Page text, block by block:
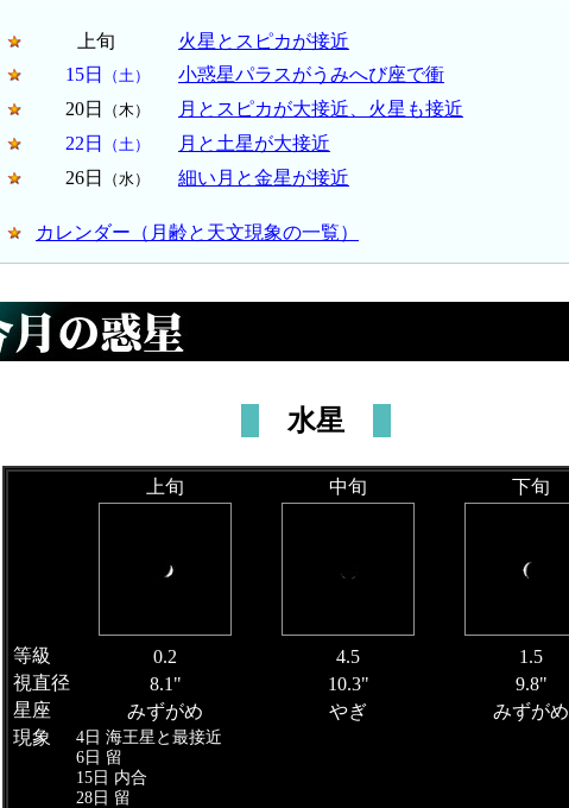
上旬
火星とスピカが接近
15日
（土）
小惑星パラスがうみへび座で衝
20日
（木）
月とスピカが大接近、火星も接近
22日
（土）
月と土星が大接近
26日
（水） 細い月と金星が接近
カレンダー（月齢と天文現象の一覧）
水星
上旬 中旬 下旬
等級 0.2 4.5
1.5
視直径
8.1" 10.3"
9.8"
星座
みずがめ やぎ
みずがめ
現象
4日 海王星と最接近
6日 留
15日 内合
28日 留